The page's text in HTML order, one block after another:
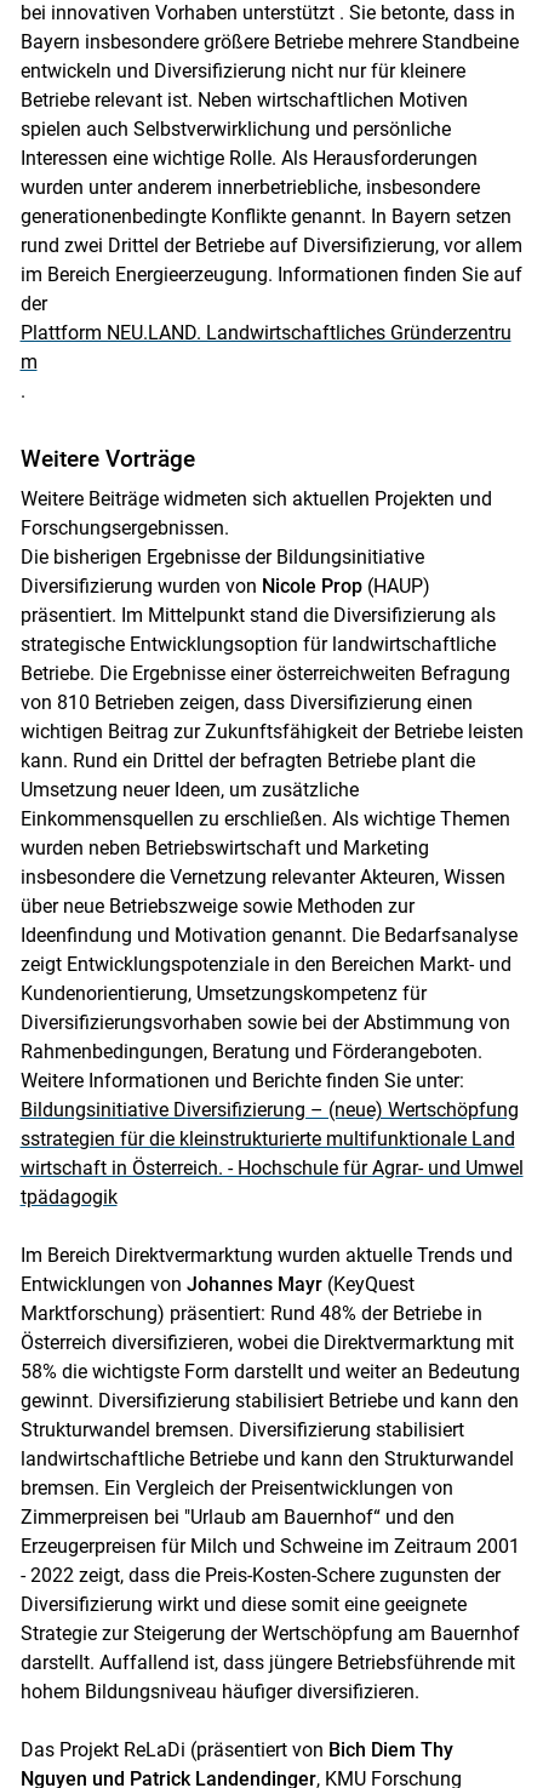
Skip to main content
bei innovativen Vorhaben unterstützt . Sie betonte, dass in
Bayern insbesondere größere Betriebe mehrere Standbeine
entwickeln und Diversifizierung nicht nur für kleinere
Betriebe relevant ist. Neben wirtschaftlichen Motiven
spielen auch Selbstverwirklichung und persönliche
Interessen eine wichtige Rolle. Als Herausforderungen
wurden unter anderem innerbetriebliche, insbesondere
generationenbedingte Konflikte genannt. In Bayern setzen
rund zwei Drittel der Betriebe auf Diversifizierung, vor allem
im Bereich Energieerzeugung. Informationen finden Sie auf
der
Plattform NEU.LAND. Landwirtschaftliches Gründerzentru
m
.
Weitere Vorträge
Weitere Beiträge widmeten sich aktuellen Projekten und
Forschungsergebnissen.
Die bisherigen Ergebnisse der Bildungsinitiative
Diversifizierung wurden von Nicole Prop(HAUP)
präsentiert. Im Mittelpunkt stand die Diversifizierung als
strategische Entwicklungsoption für landwirtschaftliche
Betriebe. Die Ergebnisse einer österreichweiten Befragung
von 810 Betrieben zeigen, dass Diversifizierung einen
wichtigen Beitrag zur Zukunftsfähigkeit der Betriebe leisten
kann. Rund ein Drittel der befragten Betriebe plant die
Umsetzung neuer Ideen, um zusätzliche
Einkommensquellen zu erschließen. Als wichtige Themen
wurden neben Betriebswirtschaft und Marketing
insbesondere die Vernetzung relevanter Akteuren, Wissen
über neue Betriebszweige sowie Methoden zur
Ideenfindung und Motivation genannt. Die Bedarfsanalyse
zeigt Entwicklungspotenziale in den Bereichen Markt- und
Kundenorientierung, Umsetzungskompetenz für
Diversifizierungsvorhaben sowie bei der Abstimmung von
Rahmenbedingungen, Beratung und Förderangeboten.
Weitere Informationen und Berichte finden Sie unter:
Bildungsinitiative Diversifizierung – (neue) Wertschöpfung
sstrategien für die kleinstrukturierte multifunktionale Land
wirtschaft in Österreich. - Hochschule für Agrar- und Umwel
tpädagogik
Im Bereich Direktvermarktung wurden aktuelle Trends und
Entwicklungen von Johannes Mayr(KeyQuest
Marktforschung) präsentiert: Rund 48% der Betriebe in
Österreich diversifizieren, wobei die Direktvermarktung mit
58% die wichtigste Form darstellt und weiter an Bedeutung
gewinnt. Diversifizierung stabilisiert Betriebe und kann den
Strukturwandel bremsen. Diversifizierung stabilisiert
landwirtschaftliche Betriebe und kann den Strukturwandel
bremsen. Ein Vergleich der Preisentwicklungen von
Zimmerpreisen bei "Urlaub am Bauernhof“ und den
Erzeugerpreisen für Milch und Schweine im Zeitraum 2001
- 2022 zeigt, dass die Preis-Kosten-Schere zugunsten der
Diversifizierung wirkt und diese somit eine geeignete
Strategie zur Steigerung der Wertschöpfung am Bauernhof
darstellt. Auffallend ist, dass jüngere Betriebsführende mit
hohem Bildungsniveau häufiger diversifizieren.
Das Projekt ReLaDi (präsentiert von Bich Diem Thy
Nguyen und Patrick Landendinger, KMU Forschung